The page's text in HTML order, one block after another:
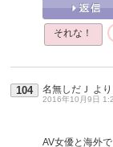
それな！
104 名無しだＪ より
2016年10月9日
AV女優と海外